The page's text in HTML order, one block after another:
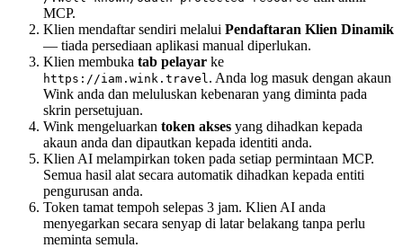
MCP.
Klien mendaftar sendiri melalui Pendaftaran Klien Dinamik
— tiada persediaan aplikasi manual diperlukan.
Klien membuka tab pelayar ke
https://iam.wink.travel . Anda log masuk dengan akaun
Wink anda dan meluluskan kebenaran yang diminta pada
skrin persetujuan.
Wink mengeluarkan token akses yang dihadkan kepada
akaun anda dan dipautkan kepada identiti anda.
Klien AI melampirkan token pada setiap permintaan MCP.
Semua hasil alat secara automatik dihadkan kepada entiti
pengurusan anda.
Token tamat tempoh selepas 3 jam. Klien AI anda
menyegarkan secara senyap di latar belakang tanpa perlu
meminta semula.